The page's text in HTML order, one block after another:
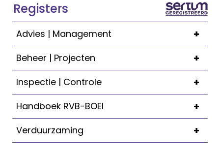
Registers
+
Advies | Management
+
Beheer | Projecten
+
Inspectie | Controle
+
Handboek RVB-BOEI
+
Verduurzaming